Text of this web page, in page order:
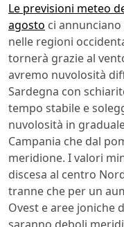
Le previsioni meteo
agosto ci
nelle regioni
tornerà grazie al
avremo nuvolosità
Sardegna con
tempo stabile e
nuvolosità in
Campania che dal
meridione. I valori
discesa al centro
tranne che per un
Ovest e aree joniche